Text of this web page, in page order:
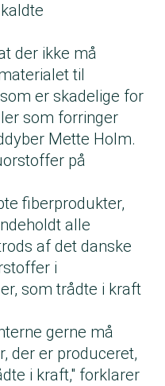
der ikke må
til
er skadelige for
som forringer
Mette Holm.
på
fiberprodukter,
alle
af det danske
i
som trådte i kraft
gerne må
der er produceret,
i kraft," for­klarer